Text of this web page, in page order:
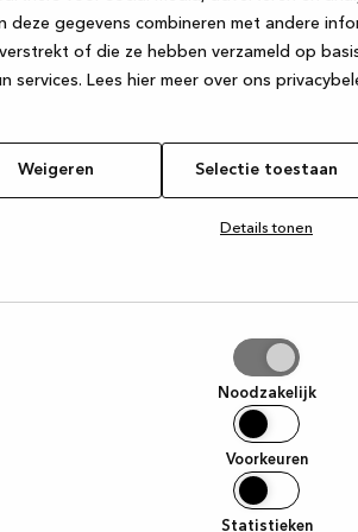
deze gegevens combineren met andere
of die ze hebben verzameld op
services. Lees hier meer over ons
Weigeren Selectie toestaan
Details tonen
Noodzakelijk
Voorkeuren
Statistieken
has occurred while loading